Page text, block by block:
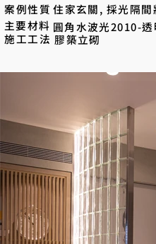
案例性質 住家玄關, 採光隔間
主要材料 圓角水波光2010-
施工工法 膠築立砌